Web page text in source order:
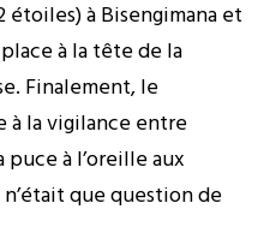
à Bisengimana et
à la tête de la
Finalement, le
à la vigilance entre
puce à l’oreille aux
que question de